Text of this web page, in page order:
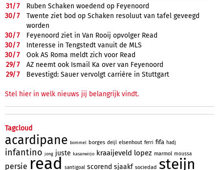
31/7
Ruben Schaken woedend op Feyenoord
30/7
Twente ziet bod op Schaken resoluut van tafel geveegd
worden
30/7
Feyenoord ziet in Van Rooij opvolger Read
30/7
Interesse in Tengstedt vanuit de MLS
30/7
Ook AS Roma meldt zich voor Read
29/7
AZ neemt ook Ismail Ka over van Feyenoord
29/7 Bevestigd: Sauer vervolgt carrière in Stuttgart
Stel hier in welk nieuws jij belangrijk vindt.
Tagcloud
acardipane bommel borges deijl elsenhout ferri fifa hadj
infantino jong juste kasanwirjo kraaijeveld lopez marmol moussa
persie read santigoal scorend sjaakf sociedad steijn